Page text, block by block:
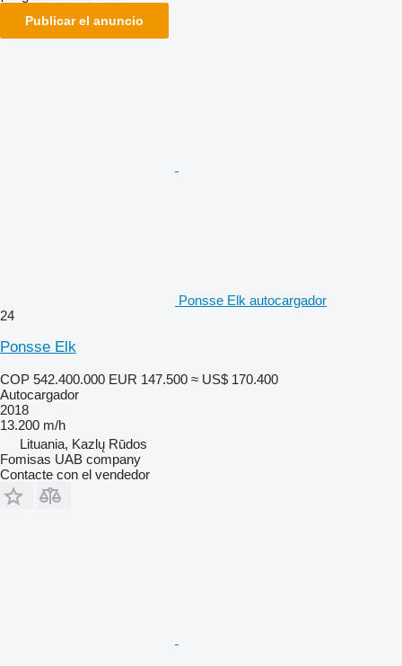
Publicar el anuncio
Ponsse Elk autocargador
24
Ponsse Elk
COP 542.400.000 EUR 147.500 ≈ US$ 170.400
Autocargador
2018
13.200 m/h
Lituania, Kazlų Rūdos
Fomisas UAB company
Contacte con el vendedor